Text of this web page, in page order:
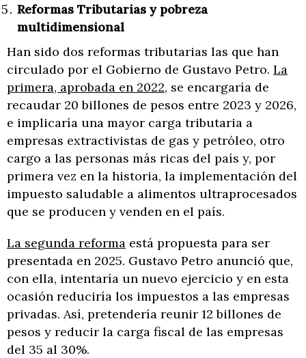
Reformas Tributarias y pobreza
multidimensional
Han sido dos reformas tributarias las que han
circulado por el Gobierno de Gustavo Petro. La
primera, aprobada en 2022, se encargaría de
recaudar 20 billones de pesos entre 2023 y 2026,
e implicaría una mayor carga tributaria a
empresas extractivistas de gas y petróleo, otro
cargo a las personas más ricas del país y, por
primera vez en la historia, la implementación del
impuesto saludable a alimentos ultraprocesados
que se producen y venden en el país.
La segunda reforma está propuesta para ser
presentada en 2025. Gustavo Petro anunció que,
con ella, intentaría un nuevo ejercicio y en esta
ocasión reduciría los impuestos a las empresas
privadas. Así, pretendería reunir 12 billones de
pesos y reducir la carga fiscal de las empresas
del 35 al 30%.